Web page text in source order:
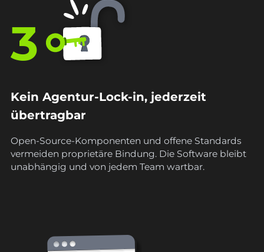
3
Kein Agentur-Lock-in, jederzeit
übertragbar
Open-Source-Komponenten und offene Standards
vermeiden proprietäre Bindung. Die Software bleibt
unabhängig und von jedem Team wartbar.